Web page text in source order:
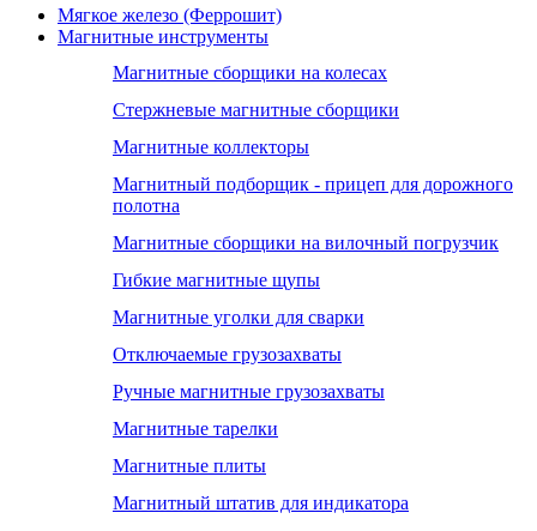
Мягкое железо (Феррошит)
Магнитные инструменты
Магнитные сборщики на колесах
Стержневые магнитные сборщики
Магнитные коллекторы
Магнитный подборщик - прицеп для дорожного
полотна
Магнитные сборщики на вилочный погрузчик
Гибкие магнитные щупы
Магнитные уголки для сварки
Отключаемые грузозахваты
Ручные магнитные грузозахваты
Магнитные тарелки
Магнитные плиты
Магнитный штатив для индикатора